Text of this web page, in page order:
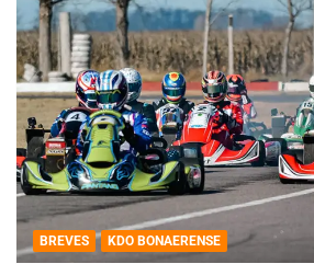
BREVES KDO BONAERENSE